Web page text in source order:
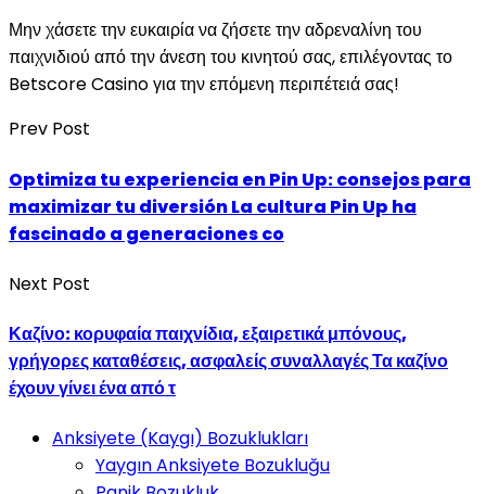
Μην χάσετε την ευκαιρία να ζήσετε την αδρεναλίνη του
παιχνιδιού από την άνεση του κινητού σας, επιλέγοντας το
Betscore Casino για την επόμενη περιπέτειά σας!
Prev Post
Optimiza tu experiencia en Pin Up: consejos para
maximizar tu diversión La cultura Pin Up ha
fascinado a generaciones co
Next Post
Καζίνο: κορυφαία παιχνίδια, εξαιρετικά μπόνους,
γρήγορες καταθέσεις, ασφαλείς συναλλαγές Τα καζίνο
έχουν γίνει ένα από τ
Anksiyete (Kaygı) Bozuklukları
Yaygın Anksiyete Bozukluğu